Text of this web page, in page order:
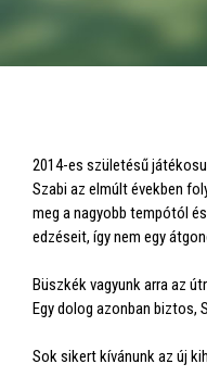
2014-es születésű
Szabi az elmúlt években
meg a nagyobb tempótól
edzéseit, így nem egy
Büszkék vagyunk arra az
Egy dolog azonban biztos,
Sok sikert kívánunk az új